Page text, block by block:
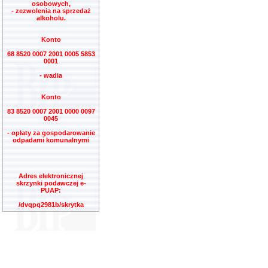
osobowych,
- zezwolenia na sprzedaż
alkoholu.
Konto
68 8520 0007 2001 0005 5853
0001
- wadia
Konto
83 8520 0007 2001 0000 0097
0045
- opłaty za gospodarowanie
odpadami komunalnymi
Adres elektronicznej
skrzynki podawczej e-
PUAP:
/dvqpq2981b/skrytka